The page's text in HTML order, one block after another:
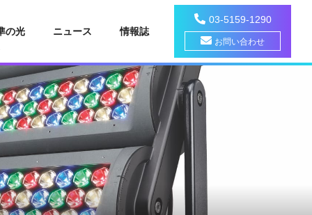
の光 ニュース 情報誌
03-5159-1290
お問い合わせ